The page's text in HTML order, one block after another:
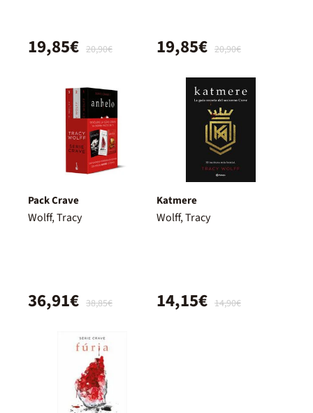
20,90€
19,85€ 20,90€
19,85€
Pack Crave
Wolff, Tracy
38,85€
36,91€
Katmere
Wolff, Tracy
14,90€
14,15€